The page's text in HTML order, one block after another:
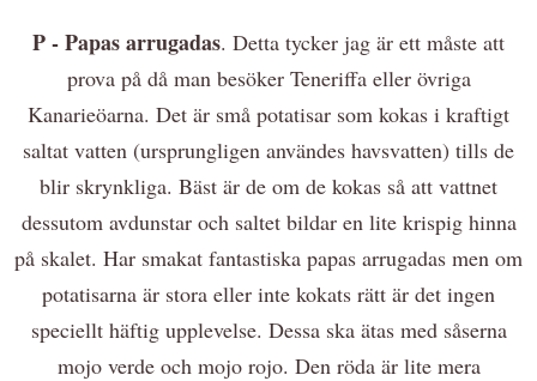
P - Papas arrugadas. Detta tycker jag är ett måste att
prova på då man besöker Teneriffa eller övriga
Kanarieöarna. Det är små potatisar som kokas i kraftigt
saltat vatten (ursprungligen användes havsvatten) tills de
blir skrynkliga. Bäst är de om de kokas så att vattnet
dessutom avdunstar och saltet bildar en lite krispig hinna
på skalet. Har smakat fantastiska papas arrugadas men om
potatisarna är stora eller inte kokats rätt är det ingen
speciellt häftig upplevelse. Dessa ska ätas med såserna
mojo verde och mojo rojo. Den röda är lite mera